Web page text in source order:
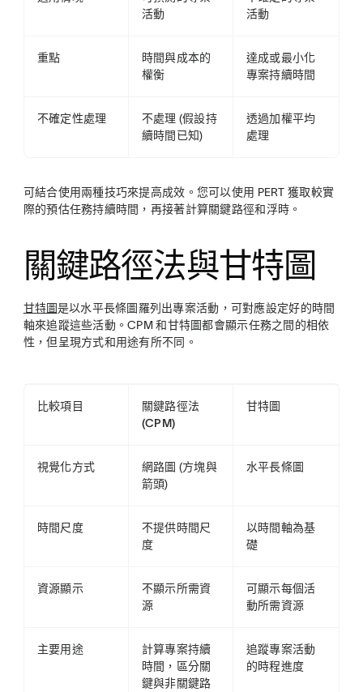
活動
活動
重點
時間與成本的
權衡
達成或最小化
專案持續時間
不確定性處理
不處理 (假設持
續時間已知)
透過加權平均
處理
可結合使用兩種技巧來提高成效。您可以使用 PERT 獲取較實
際的預估任務持續時間，再接著計算關鍵路徑和浮時。
關鍵路徑法與甘特圖
甘特圖是以水平長條圖羅列出專案活動，可對應設定好的時間
軸來追蹤這些活動。CPM 和甘特圖都會顯示任務之間的相依
性，但呈現方式和用途有所不同。
比較項目
關鍵路徑法
(CPM)
甘特圖
視覺化方式
網路圖 (方塊與
箭頭)
水平長條圖
時間尺度
不提供時間尺
度
以時間軸為基
礎
資源顯示
不顯示所需資
源
可顯示每個活
動所需資源
主要用途
計算專案持續
時間，區分關
鍵與非關鍵路
追蹤專案活動
的時程進度